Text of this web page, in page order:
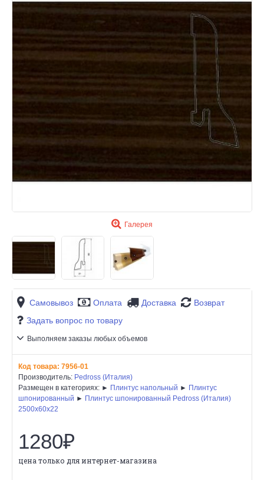
Галерея
Самовывоз Оплата Доставка
Возврат
Задать вопрос по товару
Выполняем заказы любых объемов
Код товара: 7956-01
Производитель: Pedross (Италия)
Размещен в категориях: ► Плинтус напольный ► Плинтус
шпонированный ► Плинтус шпонированный Pedross (Италия)
2500х60х22
1280₽
цена только для интернет-магазина